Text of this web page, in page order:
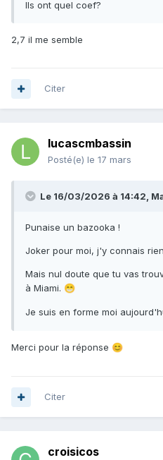
Ils ont quel coef?
2,7 il me semble
Citer
lucascmbassin
Posté(e) le 17 mars
Le 16/03/2026 à 14:42,
Punaise un bazooka !
Joker pour moi, j'y connais
Mais nul doute que tu vas
à Miami. 😁
Je suis en forme moi
Merci pour la réponse 😊
Citer
croisicos